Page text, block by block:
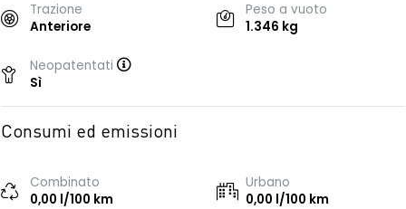
Trazione
Anteriore
Peso a vuoto
1.346 kg
Neopatentati
Sì
Consumi ed emissioni
Combinato
0,00 l/100 km
Urbano
0,00 l/100 km